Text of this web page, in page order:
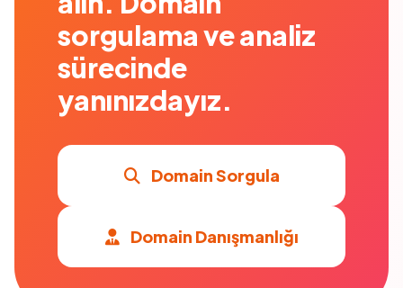
sorgulama ve analiz
sürecinde
yanınızdayız.
Domain Sorgula
Domain Danışmanlığı